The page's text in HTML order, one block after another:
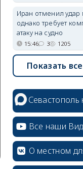
Иран отменил удар
однако требует
атаку на судно
15:46 3 1205
Показать
Севастополь
Все наши
О местном